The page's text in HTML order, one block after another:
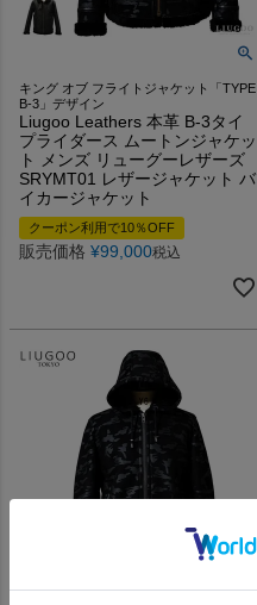
キング オブ フライトジャケット「TYPE
B-3」デザイン
Liugoo Leathers 本革 B-3タイ
プライダース ムートンジャケッ
ト メンズ リューグーレザーズ
SRYMT01 レザージャケット バ
イカージャケット
クーポン利用で10％OFF
販売価格 ¥99,000税込